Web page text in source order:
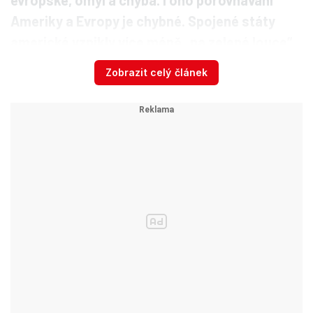
(budu-li abstrahovat od neblahého osudu
původních obyvatel tohoto kontinentu), avšak
Evropa byla a je kontinentem hluboce
Zobrazit celý článek